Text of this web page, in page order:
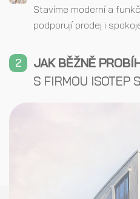
Stavíme moderní a
podporují prodej i
2
JAK BĚŽNĚ
S FIRMOU ISOTEP